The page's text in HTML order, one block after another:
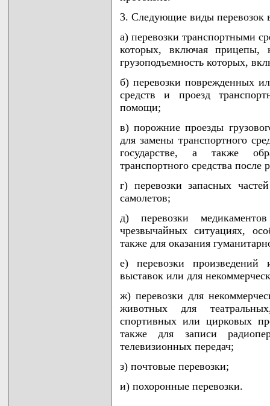
3. Следующие виды перевозок
а) перевозки транспортными
которых, включая
грузоподъемность которых,
б) перевозки поврежденных
средств и проезд
помощи;
в) порожние проезды
для замены транспортного
государстве, а также
транспортного средства после
г) перевозки запасных
самолетов;
д) перевозки
чрезвычайных ситуациях,
также для оказания
е) перевозки
выставок или для
ж) перевозки для
животных для
спортивных или цирковых
также для записи
телевизионных передач;
з) почтовые перевозки;
и) похоронные перевозки.